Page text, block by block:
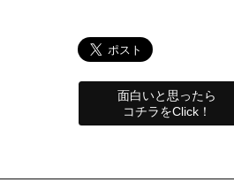
面白いと思ったら
コチラをClick！